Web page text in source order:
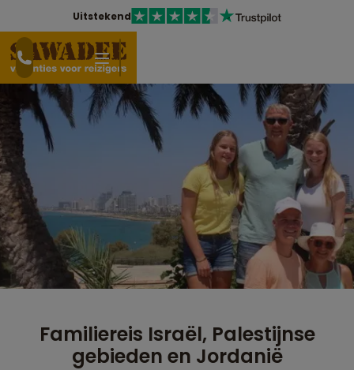
Uitstekend
Familiereis Israël, Palestijnse
gebieden en Jordanië